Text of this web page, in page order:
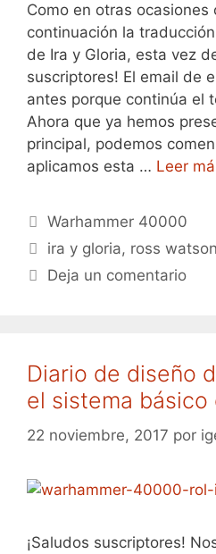
Como en otras ocasiones
continuación la
de Ira y Gloria, esta vez
suscriptores! El email de
antes porque continúa el
Ahora que ya hemos
principal, podemos
aplicamos esta … Leer
Categorías
Warhammer 40000
Etiquetas
ira y gloria, ross watson
Deja un comentario
Diario de diseño
el sistema básico
22 noviembre, 2017 por
¡Saludos suscriptores!